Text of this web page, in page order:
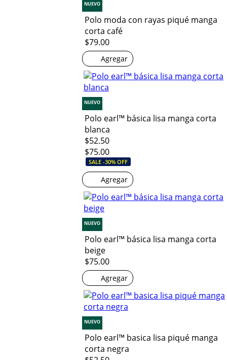
NUEVO
Polo moda con rayas piqué manga
corta café
$79.00
Agregar
NUEVO
Polo earl™ básica lisa manga corta
blanca
$52.50
$75.00
SALE -30% OFF
Agregar
NUEVO
Polo earl™ básica lisa manga corta
beige
$75.00
Agregar
NUEVO
Polo earl™ basica lisa piqué manga
corta negra